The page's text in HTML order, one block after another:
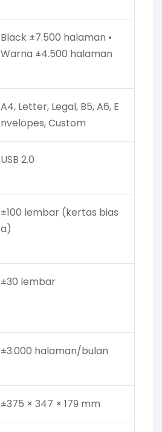
Black ±7.500 halaman •
Warna ±4.500 halaman
A4, Letter, Legal, B5, A6, E
nvelopes, Custom
USB 2.0
±100 lembar (kertas bias
a)
±30 lembar
±3.000 halaman/bulan
±375 × 347 × 179 mm